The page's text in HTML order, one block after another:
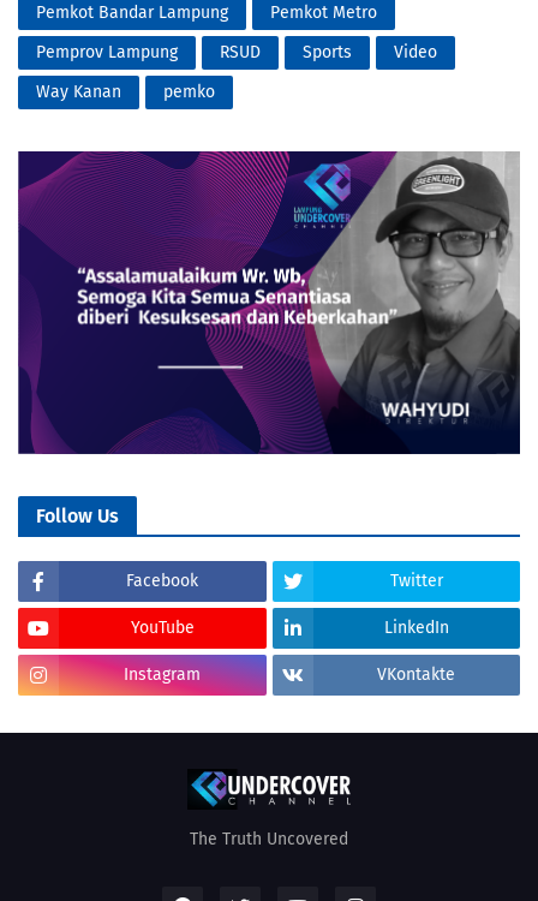
Pemkot Bandar Lampung
Pemkot Metro
Pemprov Lampung
RSUD Sports
Video
Way Kanan
pemko
Follow Us
Facebook Twitter
YouTube LinkedIn
Instagram VKontakte
The Truth Uncovered